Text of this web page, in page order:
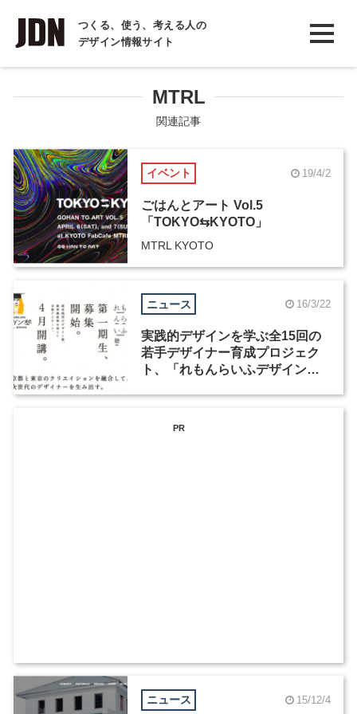
つくる、使う、考える人の
デザイン情報サイト
INTERVIEW
インタビュー
COLUMN
コラム
MTRL
関連記事
イベント 19/4/2
ごはんとアート Vol.5
「TOKYO⇆KYOTO」
MTRL KYOTO
ニュース 16/3/22
実践的デザインを学ぶ全15回の
若手デザイナー育成プロジェク
ト、「れもんらいふデザイン
PR
ニュース 15/12/4